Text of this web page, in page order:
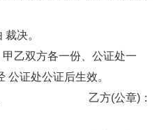
决。
乙双方各一份、公证处一
公证处公证后生效。
乙方(公章)：